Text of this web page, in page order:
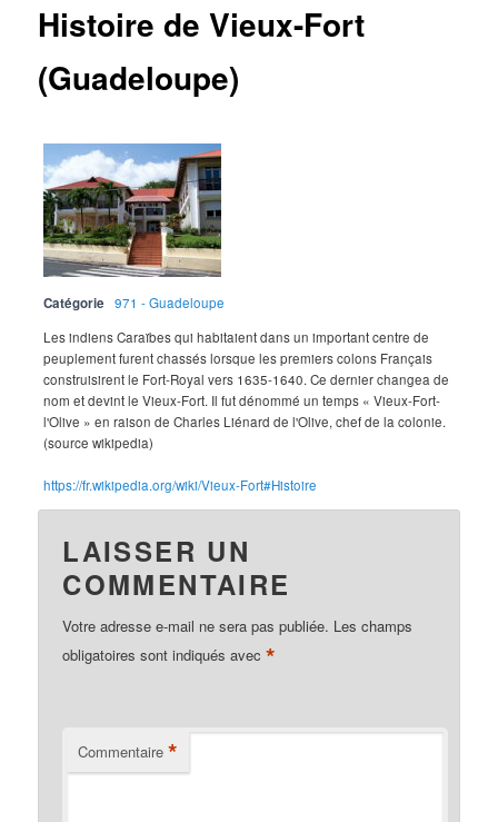
Histoire de Vieux-Fort
(Guadeloupe)
Catégorie
971 - Guadeloupe
Les indiens Caraïbes qui habitaient dans un important centre de
peuplement furent chassés lorsque les premiers colons Français
construisirent le Fort-Royal vers 1635-1640. Ce dernier changea de
nom et devint le Vieux-Fort. Il fut dénommé un temps « Vieux-Fort-
l'Olive » en raison de Charles Liénard de l'Olive, chef de la colonie.
(source wikipedia)
https://fr.wikipedia.org/wiki/Vieux-Fort#Histoire
LAISSER UN
COMMENTAIRE
Votre adresse e-mail ne sera pas publiée. Les champs
obligatoires sont indiqués avec*
Commentaire *